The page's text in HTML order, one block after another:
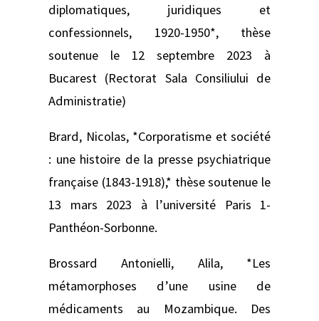
diplomatiques, juridiques et
confessionnels, 1920-1950*, thèse
soutenue le 12 septembre 2023 à
Bucarest (Rectorat Sala Consiliului de
Administratie)
Brard, Nicolas, *Corporatisme et société
: une histoire de la presse psychiatrique
française (1843-1918),* thèse soutenue le
13 mars 2023 à l’université Paris 1-
Panthéon-Sorbonne.
Brossard Antonielli, Alila, *Les
métamorphoses d’une usine de
médicaments au Mozambique. Des